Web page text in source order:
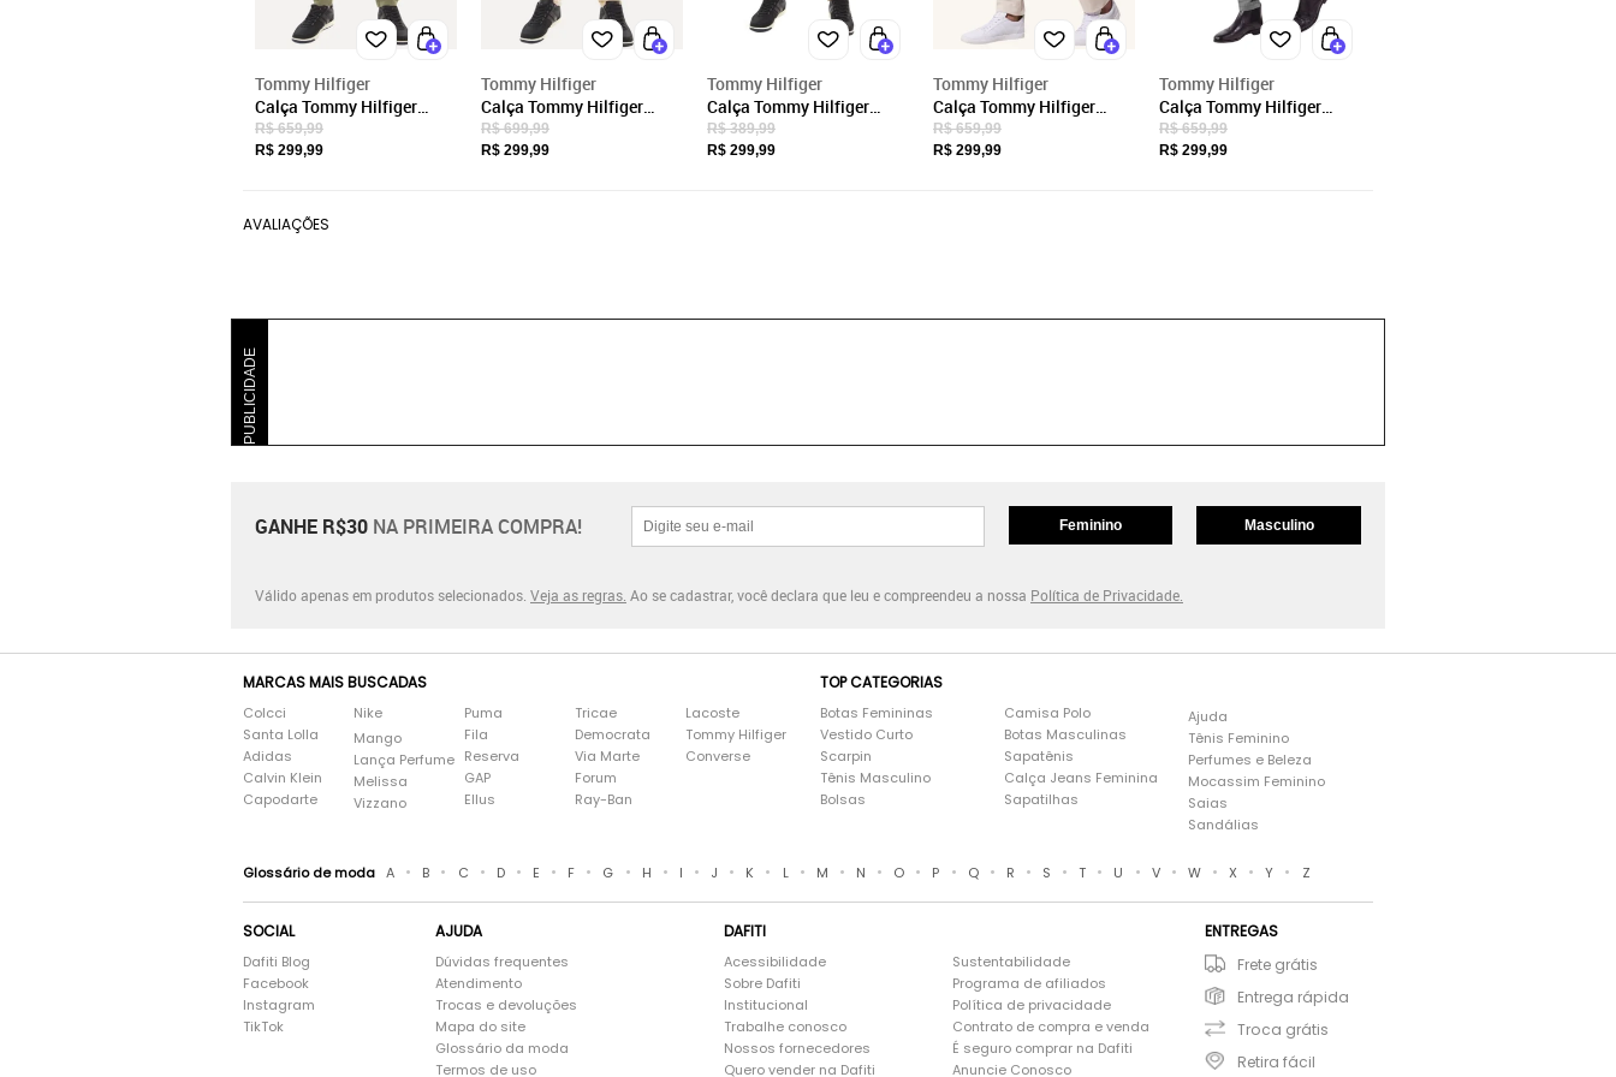
Tommy Hilfiger
Calça Tommy Hilfiger
Masculina de Sarja
Brooklyn Verde Oliva
R$ 659,99
R$ 299,99
Tommy Hilfiger
Calça Tommy Hilfiger
Masculina de Sarja
Brooklyn Creme
R$ 699,99
R$ 299,99
Tommy Hilfiger
Calça Tommy Hilfiger
Masculina de Sarja
Brooklyn Caqui
R$ 389,99
R$ 299,99
Tommy Hilfiger
Calça Tommy Hilfiger
Masculina de Sarja
Brooklyn Areia
R$ 659,99
R$ 299,99
Tommy Hilfiger
Calça Tommy Hilfiger
Masculina de Sarja
Brooklyn Cinza
R$ 659,99
R$ 299,99
AVALIAÇÕES
PUBLICIDADE
GANHE R$30 NA PRIMEIRA COMPRA! Feminino Masculino
Válido apenas em produtos selecionados. Veja as regras. Ao se cadastrar, você declara que leu e compreendeu a nossa Política de Privacidade.
MARCAS MAIS BUSCADAS
Colcci
Santa Lolla
Adidas
Calvin Klein
Capodarte
Nike
Mango
Lança Perfume
Melissa
Vizzano
Puma
Fila
Reserva
GAP
Ellus
Tricae
Democrata
Via Marte
Forum
Ray-Ban
Lacoste
Tommy Hilfiger
Converse
TOP CATEGORIAS
Botas Femininas
Vestido Curto
Scarpin
Tênis Masculino
Bolsas
Camisa Polo
Botas Masculinas
Sapatênis
Calça Jeans Feminina
Sapatilhas
Ajuda
Tênis Feminino
Perfumes e Beleza
Mocassim Feminino
Saias
Sandálias
Glossário de moda A • B • C • D • E • F • G • H • I • J • K • L • M • N • O • P • Q • R • S • T • U • V • W • X • Y • Z
SOCIAL
Dafiti Blog
Facebook
Instagram
TikTok
AJUDA
Dúvidas frequentes
Atendimento
Trocas e devoluções
Mapa do site
Glossário da moda
Termos de uso
DAFITI
Acessibilidade
Sobre Dafiti
Institucional
Trabalhe conosco
Nossos fornecedores
Quero vender na Dafiti
Sustentabilidade
Programa de afiliados
Política de privacidade
Contrato de compra e venda
É seguro comprar na Dafiti
Anuncie Conosco
ENTREGAS
Frete grátis
Entrega rápida
Troca grátis
Retira fácil